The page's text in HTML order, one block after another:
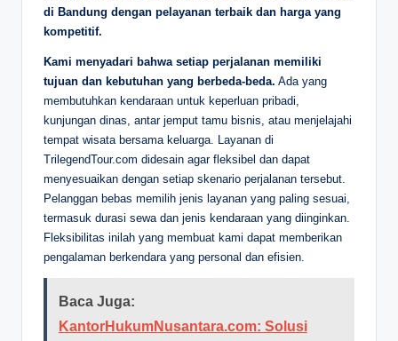
di Bandung dengan pelayanan terbaik dan harga yang
kompetitif.
Kami menyadari bahwa setiap perjalanan memiliki
tujuan dan kebutuhan yang berbeda-beda. Ada yang
membutuhkan kendaraan untuk keperluan pribadi,
kunjungan dinas, antar jemput tamu bisnis, atau menjelajahi
tempat wisata bersama keluarga. Layanan di
TrilegendTour.com didesain agar fleksibel dan dapat
menyesuaikan dengan setiap skenario perjalanan tersebut.
Pelanggan bebas memilih jenis layanan yang paling sesuai,
termasuk durasi sewa dan jenis kendaraan yang diinginkan.
Fleksibilitas inilah yang membuat kami dapat memberikan
pengalaman berkendara yang personal dan efisien.
Baca Juga:
KantorHukumNusantara.com: Solusi